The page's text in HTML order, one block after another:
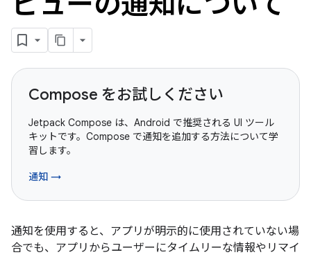
Compose をお試しください
Jetpack Compose は、Android で推奨される UI ツール
キットです。Compose で通知を追加する方法について学
習します。
通知 →
通知を使用すると、アプリが明示的に使用されていない場
合でも、アプリからユーザーにタイムリーな情報やリマイ